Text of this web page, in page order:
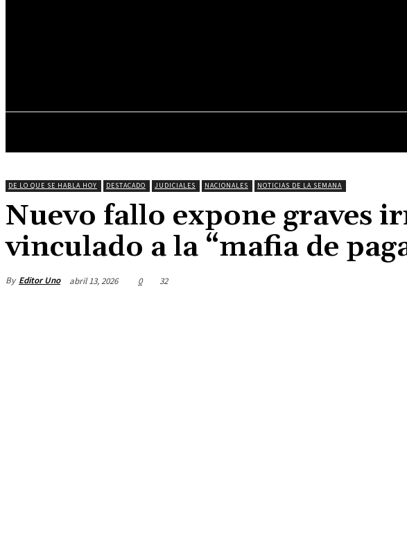
DE LO QUE SE HABLA HOY DESTACADO JUDICIALES NACIONALES NOTICIAS DE LA SEMANA
Nuevo fallo expone graves
vinculado a la “mafia de
By Editor Uno abril 13, 2026 0 32